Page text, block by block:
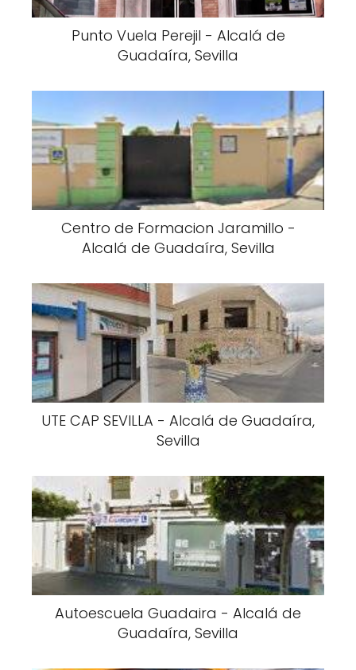
Punto Vuela Perejil - Alcalá de
Guadaíra, Sevilla
Centro de Formacion Jaramillo -
Alcalá de Guadaíra, Sevilla
UTE CAP SEVILLA - Alcalá de Guadaíra,
Sevilla
Autoescuela Guadaira - Alcalá de
Guadaíra, Sevilla